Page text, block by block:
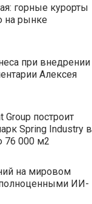
горные курорты
на рынке
при внедрении
Алексея
Group построит
Spring Industry в
76 000 м2
на мировом
ИИ-